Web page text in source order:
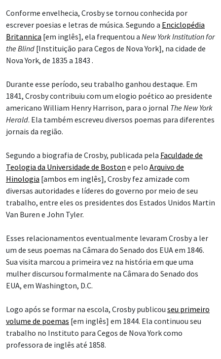
Conforme envelhecia, Crosby se tornou conhecida por
escrever poesias e letras de música. Segundo a Enciclopédia
Britannica [em inglês], ela frequentou a New York Institution for
the Blind [Instituição para Cegos de Nova York], na cidade de
Nova York, de 1835 a 1843 .
Durante esse período, seu trabalho ganhou destaque. Em
1841, Crosby contribuiu com um elogio poético ao presidente
americano William Henry Harrison, para o jornal The New York
Herald. Ela também escreveu diversos poemas para diferentes
jornais da região.
Segundo a biografia de Crosby, publicada pela Faculdade de
Teologia da Universidade de Boston e pelo Arquivo de
Hinologia [ambos em inglês], Crosby fez amizade com
diversas autoridades e líderes do governo por meio de seu
trabalho, entre eles os presidentes dos Estados Unidos Martin
Van Buren e John Tyler.
Esses relacionamentos eventualmente levaram Crosby a ler
um de seus poemas na Câmara do Senado dos EUA em 1846.
Sua visita marcou a primeira vez na história em que uma
mulher discursou formalmente na Câmara do Senado dos
EUA, em Washington, D.C.
Logo após se formar na escola, Crosby publicou seu primeiro
volume de poemas [em inglês] em 1844. Ela continuou seu
trabalho no Instituto para Cegos de Nova York como
professora de inglês até 1858.